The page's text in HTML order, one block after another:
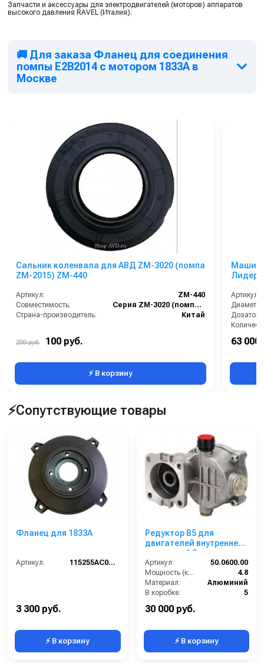
Запчасти и аксессуары для электродвигателей (моторов) аппаратов
высокого давления RAVEL (Италия).
🚚 Для заказа Фланец для соединения
помпы Е2В2014 с мотором 1833А в
Москве
Сальник коленвала для АВД ZM-3020 (помпа
ZM-2015) ZM-440
Артикул:
ZM-440
Совместимость:
Серия ZM-3020 (помпа ZM-2015)
Страна-производитель:
Китай
200 руб. 100 руб.
⚡ В корзину
Лидер
Артикул:
Дозатор
63 000
⚡Сопутствующие товары
Фланец для 1833А
Артикул: 115255AC00000
3 300 руб.
⚡ В корзину
Редуктор B5 для
двигателей внутреннего
сгорания 6,5 л.с. вал дв.
19,05 мм - 3/4 вал насос
24 мм
Артикул:
50.0600.00
Мощность (кВт):
4.8
Материал:
Алюминий
В коробке:
5
30 000 руб.
⚡ В корзину